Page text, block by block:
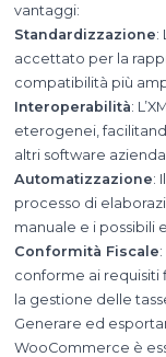
vantaggi:
Standardizzazione:
accettato per la
compatibilità più
Interoperabilità:
eterogenei,
altri software
Automatizzazione:
processo di
manuale e i possibili
Conformità Fiscale
conforme ai requisiti
la gestione delle
Generare ed
WooCommerce è